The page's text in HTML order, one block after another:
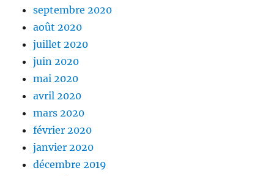
septembre 2020
août 2020
juillet 2020
juin 2020
mai 2020
avril 2020
mars 2020
février 2020
janvier 2020
décembre 2019